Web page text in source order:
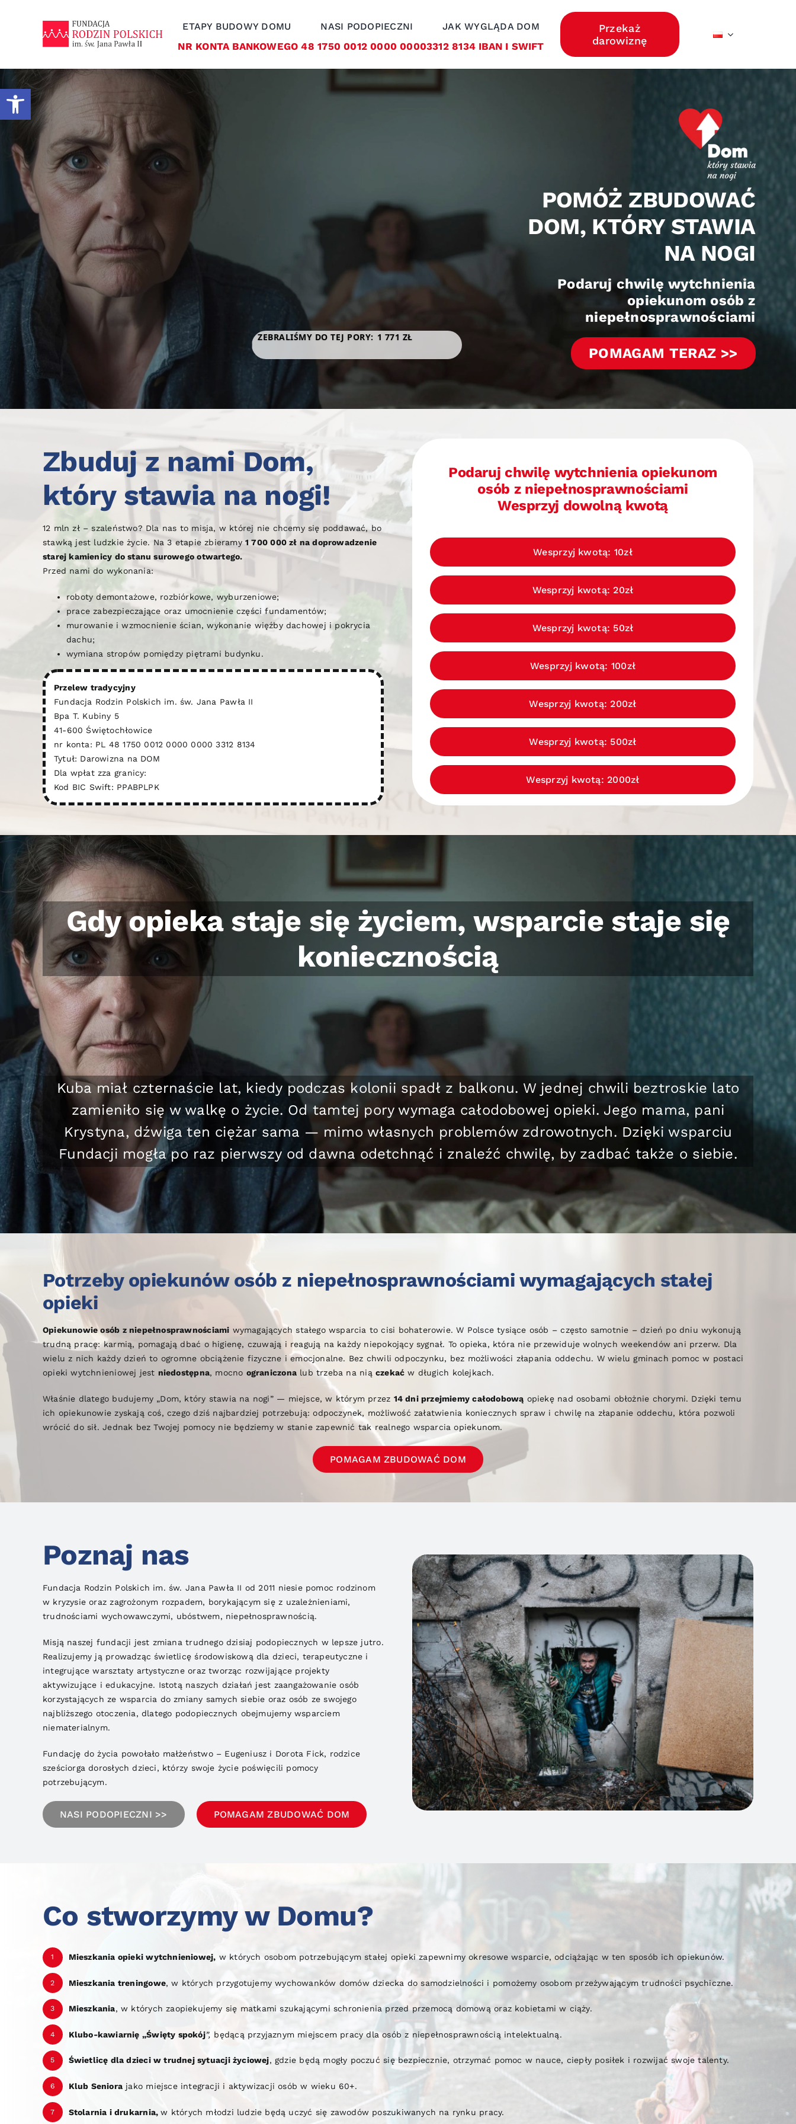
Otwórz pasek narzędzi
ETAPY BUDOWY DOMU NASI PODOPIECZNI JAK WYGLĄDA DOM
NR KONTA BANKOWEGO 48 1750 0012 0000 00003312 8134 IBAN I SWIFT
Przekaż
darowiznę
POMÓŻ ZBUDOWAĆ
DOM, KTÓRY STAWIA
NA NOGI
Podaruj chwilę wytchnienia
opiekunom osób z
niepełnosprawnościami
POMAGAM TERAZ >>
Zbuduj z nami Dom,
który stawia na nogi!
12 mln zł – szaleństwo? Dla nas to misja, w której nie chcemy się poddawać, bo
stawką jest ludzkie życie. Na 3 etapie zbieramy1 700 000 zł na doprowadzenie
starej kamienicy do stanu surowego otwartego.
Przed nami do wykonania:
roboty demontażowe, rozbiórkowe, wyburzeniowe;
prace zabezpieczające oraz umocnienie części fundamentów;
murowanie i wzmocnienie ścian, wykonanie więźby dachowej i pokrycia
dachu;
wymiana stropów pomiędzy piętrami budynku.
Przelew tradycyjny
Fundacja Rodzin Polskich im. św. Jana Pawła II
Bpa T. Kubiny 5
41-600 Świętochłowice
nr konta: PL 48 1750 0012 0000 0000 3312 8134
Tytuł: Darowizna na DOM
Dla wpłat zza granicy:
Kod BIC Swift: PPABPLPK
Podaruj chwilę wytchnienia opiekunom
osób z niepełnosprawnościami
Wesprzyj dowolną kwotą
Wesprzyj kwotą: 10zł
Wesprzyj kwotą: 20zł
Wesprzyj kwotą: 50zł
Wesprzyj kwotą: 100zł
Wesprzyj kwotą: 200zł
Wesprzyj kwotą: 500zł
Wesprzyj kwotą: 2000zł
Maja dorosła zbyt szybko. Teraz pomagamy jej
choć na chwilę odetchnąć
Maja miała zaledwie osiem lat, gdy jej tata zaczął poruszać się na wózku inwalidzkim. A kiedy
miała szesnaście — zmarła jej mama. Od tamtej pory została sama z odpowiedzialnością, która
przerosłaby niejednego dorosłego. Przez lata każdy dzień wyglądał podobnie: troska o ojca,
przygotowywanie i podawanie posiłków, leków, pchanie wózka, dbanie o dom. I tak bez przerwy,
bez weekendowego resetu, bez choćby jednej chwili wytchnienia. Dopiero dzięki pomocy Fundacji
Maja mogła znowu, po wielu latach, poczuć, jak to jest mieć czas wolny.
Potrzeby opiekunów osób z niepełnosprawnościami wymagających stałej
opieki
Opiekunowie osób z niepełnosprawnościami wymagających stałego wsparcia to cisi bohaterowie. W Polsce tysiące osób – często samotnie – dzień po dniu wykonują
trudną pracę: karmią, pomagają dbać o higienę, czuwają i reagują na każdy niepokojący sygnał. To opieka, która nie przewiduje wolnych weekendów ani przerw. Dla
wielu z nich każdy dzień to ogromne obciążenie fizyczne i emocjonalne. Bez chwili odpoczynku, bez możliwości złapania oddechu. W wielu gminach pomoc w postaci
opieki wytchnieniowej jest niedostępna, mocno ograniczonalub trzeba na nią czekać w długich kolejkach.
Właśnie dlatego budujemy „Dom, który stawia na nogi” — miejsce, w którym przez 14 dni przejmiemy całodobową opiekę nad osobami obłożnie chorymi. Dzięki temu
ich opiekunowie zyskają coś, czego dziś najbardziej potrzebują: odpoczynek, możliwość załatwienia koniecznych spraw i chwilę na złapanie oddechu, która pozwoli
wrócić do sił. Jednak bez Twojej pomocy nie będziemy w stanie zapewnić tak realnego wsparcia opiekunom.
POMAGAM ZBUDOWAĆ DOM
Poznaj nas
Fundacja Rodzin Polskich im. św. Jana Pawła II od 2011 niesie pomoc rodzinom
w kryzysie oraz zagrożonym rozpadem, borykającym się z uzależnieniami,
trudnościami wychowawczymi, ubóstwem, niepełnosprawnością.
Misją naszej fundacji jest zmiana trudnego dzisiaj podopiecznych w lepsze jutro.
Realizujemy ją prowadząc świetlicę środowiskową dla dzieci, terapeutyczne i
integrujące warsztaty artystyczne oraz tworząc rozwijające projekty
aktywizujące i edukacyjne. Istotą naszych działań jest zaangażowanie osób
korzystających ze wsparcia do zmiany samych siebie oraz osób ze swojego
najbliższego otoczenia, dlatego podopiecznych obejmujemy wsparciem
niematerialnym.
Fundację do życia powołało małżeństwo – Eugeniusz i Dorota Fick, rodzice
sześciorga dorosłych dzieci, którzy swoje życie poświęcili pomocy
potrzebującym.
NASI PODOPIECZNI >> POMAGAM ZBUDOWAĆ DOM
Co stworzymy w Domu?
1 Mieszkania opieki wytchnieniowej, w których osobom potrzebującym stałej opieki zapewnimy okresowe wsparcie, odciążając w ten sposób ich opiekunów.
2 Mieszkania treningowe, w których przygotujemy wychowanków domów dziecka do samodzielności i pomożemy osobom przeżywającym trudności psychiczne.
3 Mieszkania, w których zaopiekujemy się matkami szukającymi schronienia przed przemocą domową oraz kobietami w ciąży.
4 Klubo-kawiarnię „Święty spokój”, będącą przyjaznym miejscem pracy dla osób z niepełnosprawnością intelektualną.
5 Świetlicę dla dzieci w trudnej sytuacji życiowej, gdzie będą mogły poczuć się bezpiecznie, otrzymać pomoc w nauce, ciepły posiłek i rozwijać swoje talenty.
6 Klub Seniora jako miejsce integracji i aktywizacji osób w wieku 60+.
7 Stolarnia i drukarnia,w których młodzi ludzie będą uczyć się zawodów poszukiwanych na rynku pracy.